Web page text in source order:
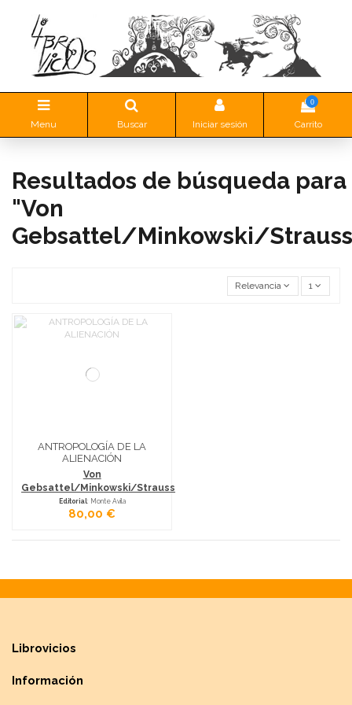
Menu Buscar Iniciar sesión
0
Carrito
Resultados de búsqueda para
"Von
Gebsattel/Minkowski/
Relevancia 1
ANTROPOLOGÍA DE LA
ALIENACIÓN
Von
Gebsattel/Minkowski/Strauss
Editorial: Monte Avila
80,00 €
Librovicios
Información